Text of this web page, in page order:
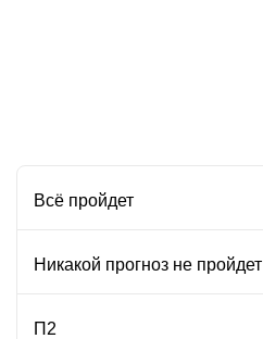
Всё пройдет
Никакой прогноз не пройдет
П2